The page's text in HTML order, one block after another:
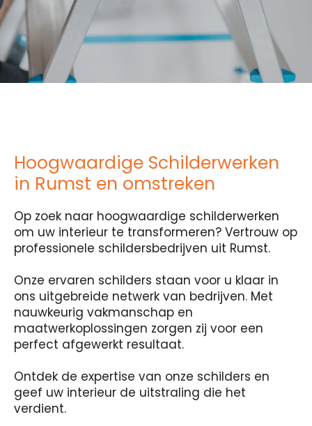
Hoogwaardige Schilderwerken
in Rumst en omstreken
Op zoek naar hoogwaardige schilderwerken
om uw interieur te transformeren? Vertrouw op
professionele schildersbedrijven uit Rumst.
Onze ervaren schilders staan voor u klaar in
ons uitgebreide netwerk van bedrijven. Met
nauwkeurig vakmanschap en
maatwerkoplossingen zorgen zij voor een
perfect afgewerkt resultaat.
Ontdek de expertise van onze schilders en
geef uw interieur de uitstraling die het
verdient.